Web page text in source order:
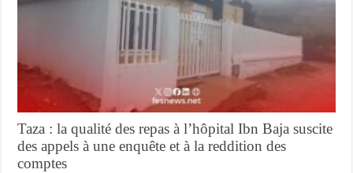
Taza : la qualité des repas à l’hôpital Ibn Baja suscite
des appels à une enquête et à la reddition des
comptes